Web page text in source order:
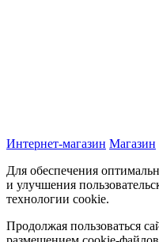
Интернет-магазин Магазин
Для обеспечения
и улучшения
технологии cookie.
Продолжая пользоваться